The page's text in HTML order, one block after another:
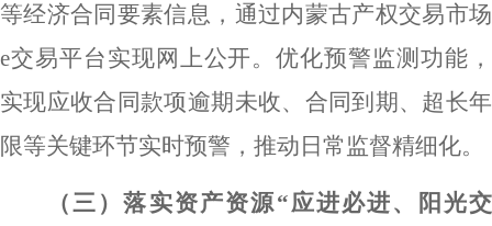
等经济合同要素信息，通过内蒙古产权交易市场
e交易平台实现网上公开。优化预警监测功能，
实现应收合同款项逾期未收、合同到期、超长年
限等关键环节实时预警，推动日常监督精细化。
（三）落实资产资源“应进必进、阳光交